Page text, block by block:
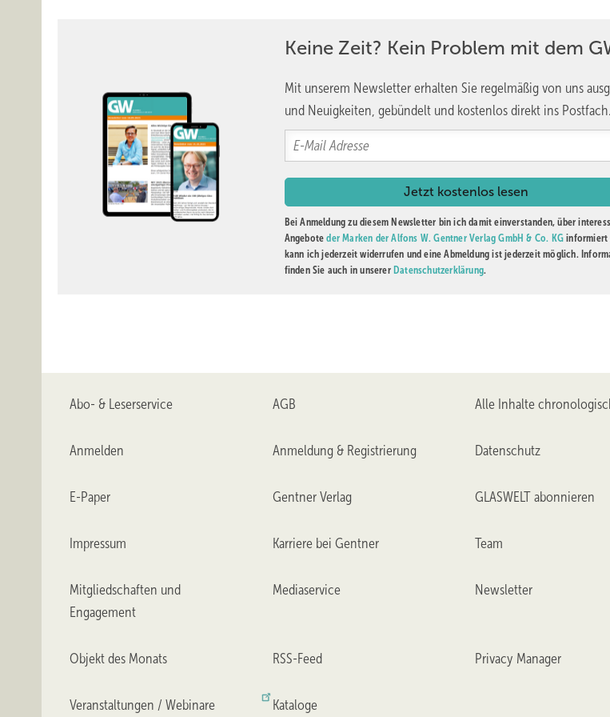
Keine Zeit? Kein Problem mit dem
Mit unserem Newsletter erhalten Sie regelmäßig von uns
und Neuigkeiten, gebündelt und kostenlos direkt ins Postfach.
Bei Anmeldung zu diesem Newsletter bin ich damit einverstanden, über
Angeboteder Marken der Alfons W. Gentner Verlag GmbH & Co. KG informiert
kann ich jederzeit widerrufen und eine Abmeldung ist jederzeit möglich.
finden Sie auch in unserer Datenschutzerklärung.
Abo- & Leserservice AGB Alle Inhalte
Anmelden Anmeldung & Registrierung Datenschutz
E-Paper Gentner Verlag GLASWELT abonnieren
Impressum Karriere bei Gentner Team
Mitgliedschaften und
Engagement
Mediaservice Newsletter
Objekt des Monats RSS-Feed Privacy Manager
Veranstaltungen / Webinare Kataloge